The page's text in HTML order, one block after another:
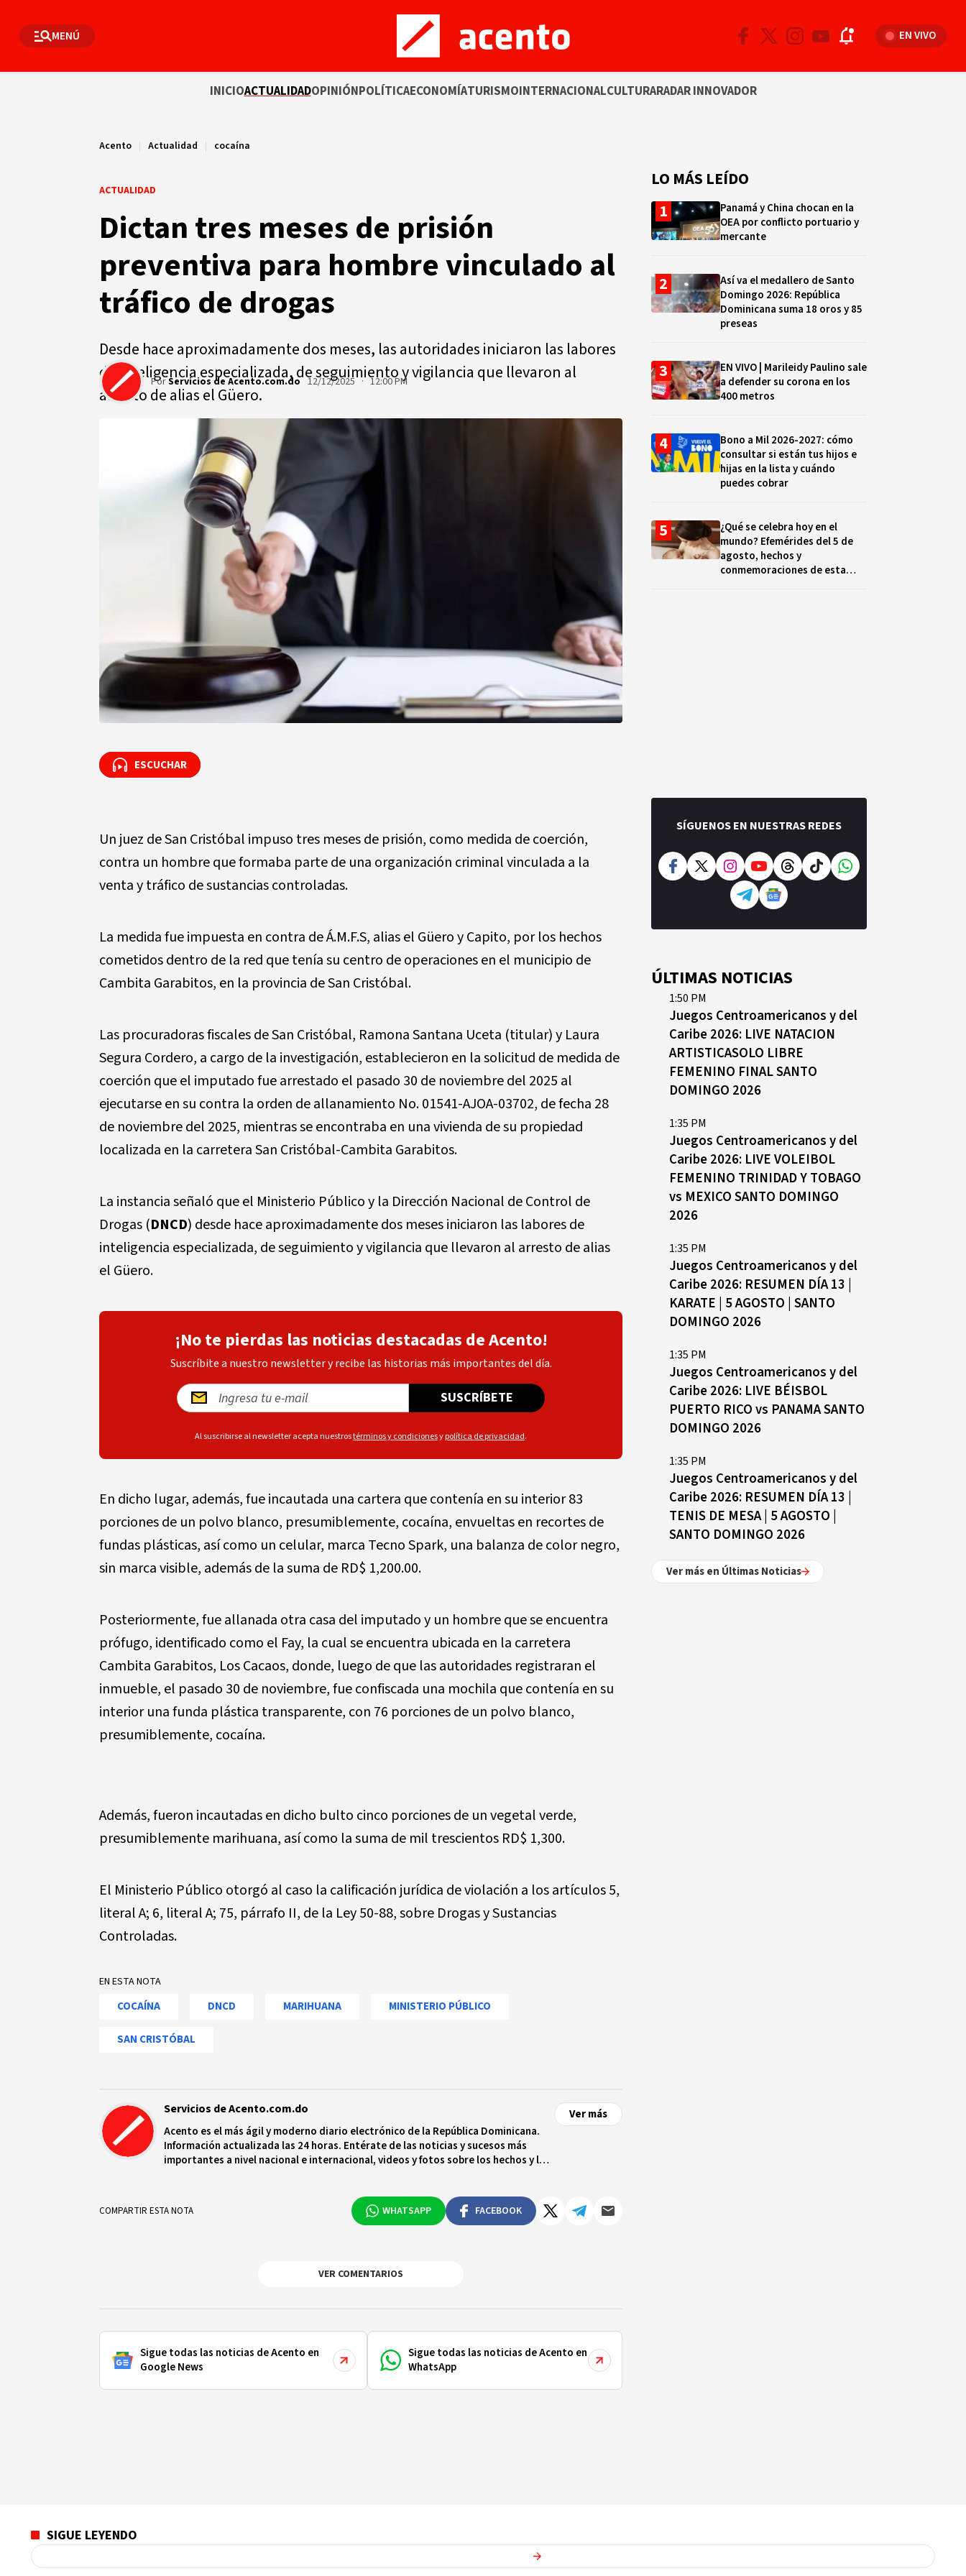
MENÚ EN VIVO
INICIOACTUALIDADOPINIÓNPOLÍTICAECONOMÍATURISMOINTERNACIONALCULTURARADAR INNOVADOR
Acento | Actualidad | cocaína
ACTUALIDAD
Dictan tres meses de prisión
preventiva para hombre vinculado al
tráfico de drogas
Desde hace aproximadamente dos meses, las autoridades iniciaron las labores
de inteligencia especializada, de seguimiento y vigilancia que llevaron al
arresto de alias el Güero.
PorServicios de Acento.com.do 12/12/2025 · 12:00 PM
ESCUCHAR
ESCUCHAR
Un juez de San Cristóbal impuso tres meses de prisión, como medida de coerción,
contra un hombre que formaba parte de una organización criminal vinculada a la
venta y tráfico de sustancias controladas.
La medida fue impuesta en contra de Á.M.F.S, alias el Güero y Capito, por los hechos
cometidos dentro de la red que tenía su centro de operaciones en el municipio de
Cambita Garabitos, en la provincia de San Cristóbal.
Las procuradoras fiscales de San Cristóbal, Ramona Santana Uceta (titular) y Laura
Segura Cordero, a cargo de la investigación, establecieron en la solicitud de medida de
coerción que el imputado fue arrestado el pasado 30 de noviembre del 2025 al
ejecutarse en su contra la orden de allanamiento No. 01541-AJOA-03702, de fecha 28
de noviembre del 2025, mientras se encontraba en una vivienda de su propiedad
localizada en la carretera San Cristóbal-Cambita Garabitos.
La instancia señaló que el Ministerio Público y la Dirección Nacional de Control de
Drogas (DNCD) desde hace aproximadamente dos meses iniciaron las labores de
inteligencia especializada, de seguimiento y vigilancia que llevaron al arresto de alias
el Güero.
¡No te pierdas las noticias destacadas de Acento!
Suscríbite a nuestro newsletter y recibe las historias más importantes del día.
SUSCRÍBETE
Al suscribirse al newsletter acepta nuestrostérminos y condicionesypolítica de privacidad.
En dicho lugar, además, fue incautada una cartera que contenía en su interior 83
porciones de un polvo blanco, presumiblemente, cocaína, envueltas en recortes de
fundas plásticas, así como un celular, marca Tecno Spark, una balanza de color negro,
sin marca visible, además de la suma de RD$ 1,200.00.
Posteriormente, fue allanada otra casa del imputado y un hombre que se encuentra
prófugo, identificado como el Fay, la cual se encuentra ubicada en la carretera
Cambita Garabitos, Los Cacaos, donde, luego de que las autoridades registraran el
inmueble, el pasado 30 de noviembre, fue confiscada una mochila que contenía en su
interior una funda plástica transparente, con 76 porciones de un polvo blanco,
presumiblemente, cocaína.
Además, fueron incautadas en dicho bulto cinco porciones de un vegetal verde,
presumiblemente marihuana, así como la suma de mil trescientos RD$ 1,300.
El Ministerio Público otorgó al caso la calificación jurídica de violación a los artículos 5,
literal A; 6, literal A; 75, párrafo II, de la Ley 50-88, sobre Drogas y Sustancias
Controladas.
EN ESTA NOTA
COCAÍNA DNCD MARIHUANA MINISTERIO PÚBLICO
SAN CRISTÓBAL
Servicios de Acento.com.do
Acento es el más ágil y moderno diario electrónico de la República Dominicana.
Información actualizada las 24 horas. Entérate de las noticias y sucesos más
importantes a nivel nacional e internacional, videos y fotos sobre los hechos y los
Ver más
COMPARTIR ESTA NOTA WHATSAPP FACEBOOK
VER COMENTARIOS
Sigue todas las noticias de Acento en
Google News
Sigue todas las noticias de Acento en
WhatsApp
LO MÁS LEÍDO
Panamá y China chocan en la
OEA por conflicto portuario y
mercante
Así va el medallero de Santo
Domingo 2026: República
Dominicana suma 18 oros y 85
preseas
EN VIVO | Marileidy Paulino sale
a defender su corona en los
400 metros
Bono a Mil 2026-2027: cómo
consultar si están tus hijos e
hijas en la lista y cuándo
puedes cobrar
¿Qué se celebra hoy en el
mundo? Efemérides del 5 de
agosto, hechos y
conmemoraciones de esta
SÍGUENOS EN NUESTRAS REDES
ÚLTIMAS NOTICIAS
1:50 PM
Juegos Centroamericanos y del
Caribe 2026: LIVE NATACION
ARTISTICASOLO LIBRE
FEMENINO FINAL SANTO
DOMINGO 2026
1:35 PM
Juegos Centroamericanos y del
Caribe 2026: LIVE VOLEIBOL
FEMENINO TRINIDAD Y TOBAGO
vs MEXICO SANTO DOMINGO
2026
1:35 PM
Juegos Centroamericanos y del
Caribe 2026: RESUMEN DÍA 13 |
KARATE | 5 AGOSTO | SANTO
DOMINGO 2026
1:35 PM
Juegos Centroamericanos y del
Caribe 2026: LIVE BÉISBOL
PUERTO RICO vs PANAMA SANTO
DOMINGO 2026
1:35 PM
Juegos Centroamericanos y del
Caribe 2026: RESUMEN DÍA 13 |
TENIS DE MESA | 5 AGOSTO |
SANTO DOMINGO 2026
Ver más en Últimas Noticias
SIGUE LEYENDO
Actualidad